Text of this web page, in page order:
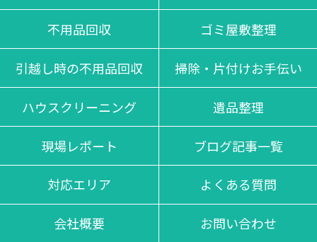
不用品回収 ゴミ屋敷整理
引越し時の不用品回収 掃除・片付けお手伝い
ハウスクリーニング 遺品整理
現場レポート ブログ記事一覧
対応エリア よくある質問
会社概要 お問い合わせ